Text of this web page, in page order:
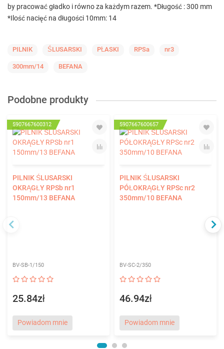
by pracować gładko i równo za każdym razem. *Długość : 300 mm
*Ilość nacięć na długości 10mm: 14
PILNIK ŚLUSARSKI PŁASKI RPSa nr3
300mm/14 BEFANA
Podobne produkty
5907667600312
PILNIK ŚLUSARSKI
OKRĄGŁY RPSb nr1
150mm/13 BEFANA
BV-SB-1/150
25.84zł
Powiadom mnie
5907667600657
PILNIK ŚLUSARSKI
PÓŁOKRĄGŁY RPSc nr2
350mm/10 BEFANA
BV-SC-2/350
46.94zł
Powiadom mnie